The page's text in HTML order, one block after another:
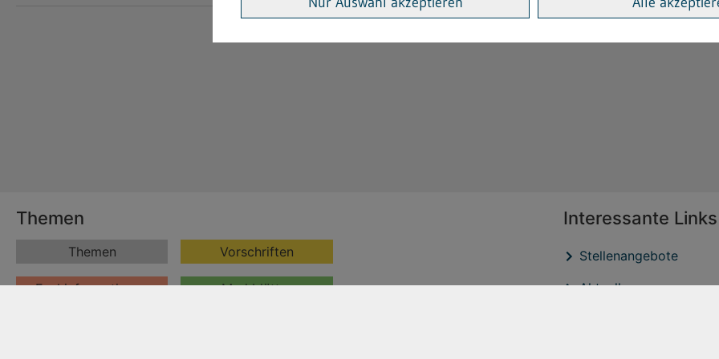
Themen
Themen Vorschriften
Fachinformationen Merkblätter
Interessante Links
Stellenangebote
Aktuelles